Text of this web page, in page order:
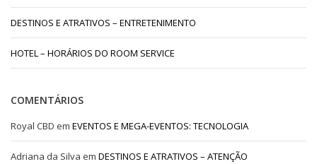
DESTINOS E ATRATIVOS – ENTRETENIMENTO
HOTEL – HORÁRIOS DO ROOM SERVICE
COMENTÁRIOS
Royal CBD em EVENTOS E MEGA-EVENTOS: TECNOLOGIA
Adriana da Silva em DESTINOS E ATRATIVOS – ATENÇÃO